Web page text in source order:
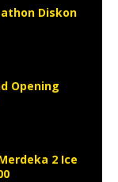
Diskon
Opening
2 Ice